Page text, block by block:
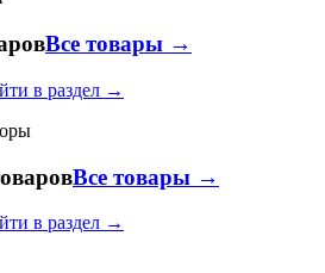
Все товары →
в раздел →
Все товары →
в раздел →